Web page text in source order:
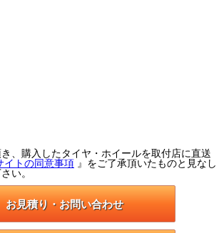
、購入したタイヤ・ホイールを取付店に直送
イトの同意事項 』をご了承頂いたものと見なし
い。
お見積り・お問い合わせ